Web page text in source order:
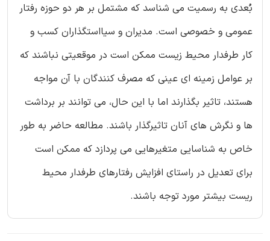
بُعدی به رسمیت می شناسد که مشتمل بر هر دو حوزه رفتار
عمومی و خصوصی است. مدیران و سیااستگذاران کسب و
کار طرفدار محیط زیست ممکن است در موقعیتی نباشند که
بر عوامل زمینه ای عینی که مصرف کنندگان با آن مواجه
هستند، تاثیر بگذارند اما با این حال، می توانند بر برداشت
ها و نگرش های آنان تاثیرگذار باشند. مطالعه حاضر به طور
خاص به شناسایی متغیرهایی می پردازد که ممکن است
برای تعدیل در راستای افزایش رفتارهای طرفدار محیط
ریست بیشتر مورد توجه باشند.